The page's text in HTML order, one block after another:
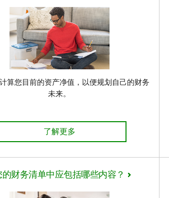
计算您目前的资产净值，以便规划自己的财务
未来。
我应该偿还债务还是投资？了解详情
了解更多
的财务清单中应包括哪些内容？